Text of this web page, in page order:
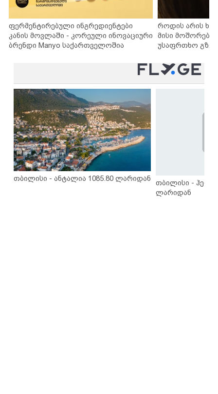
ფერმენტირებული ინგრედიენტები
კანის მოვლაში - კორეული ინოვაციური
ბრენდი Manyo საქართველოშია
როდის არის
მისი
უსაფრთხო
თბილისი - ანტალია 1085.80 ლარიდან
თბილისი -
ლარიდან